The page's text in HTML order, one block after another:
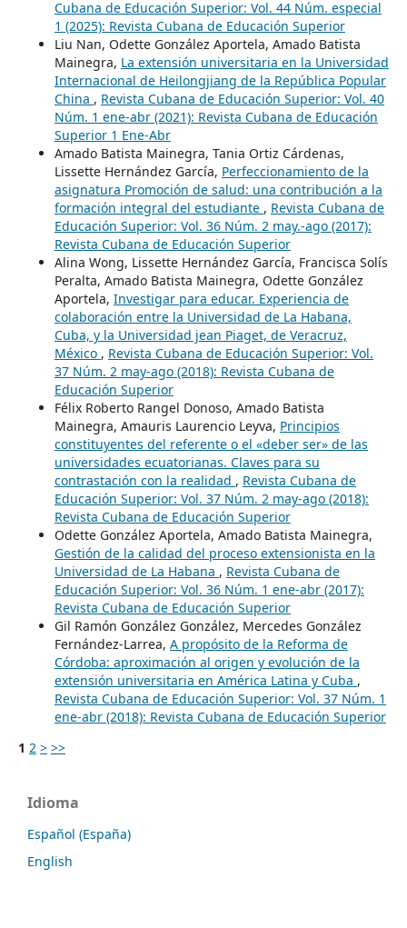
Cubana de Educación Superior: Vol. 44 Núm. especial
1 (2025): Revista Cubana de Educación Superior
Liu Nan, Odette González Aportela, Amado Batista
Mainegra, La extensión universitaria en la Universidad
Internacional de Heilongjiang de la República Popular
China , Revista Cubana de Educación Superior: Vol. 40
Núm. 1 ene-abr (2021): Revista Cubana de Educación
Superior 1 Ene-Abr
Amado Batista Mainegra, Tania Ortiz Cárdenas,
Lissette Hernández García, Perfeccionamiento de la
asignatura Promoción de salud: una contribución a la
formación integral del estudiante , Revista Cubana de
Educación Superior: Vol. 36 Núm. 2 may.-ago (2017):
Revista Cubana de Educación Superior
Alina Wong, Lissette Hernández García, Francisca Solís
Peralta, Amado Batista Mainegra, Odette González
Aportela, Investigar para educar. Experiencia de
colaboración entre la Universidad de La Habana,
Cuba, y la Universidad jean Piaget, de Veracruz,
México , Revista Cubana de Educación Superior: Vol.
37 Núm. 2 may-ago (2018): Revista Cubana de
Educación Superior
Félix Roberto Rangel Donoso, Amado Batista
Mainegra, Amauris Laurencio Leyva, Principios
constituyentes del referente o el «deber ser» de las
universidades ecuatorianas. Claves para su
contrastación con la realidad , Revista Cubana de
Educación Superior: Vol. 37 Núm. 2 may-ago (2018):
Revista Cubana de Educación Superior
Odette González Aportela, Amado Batista Mainegra,
Gestión de la calidad del proceso extensionista en la
Universidad de La Habana , Revista Cubana de
Educación Superior: Vol. 36 Núm. 1 ene-abr (2017):
Revista Cubana de Educación Superior
Gil Ramón González González, Mercedes González
Fernández-Larrea, A propósito de la Reforma de
Córdoba: aproximación al origen y evolución de la
extensión universitaria en América Latina y Cuba ,
Revista Cubana de Educación Superior: Vol. 37 Núm. 1
ene-abr (2018): Revista Cubana de Educación Superior
1 2 > >>
Idioma
Español (España)
English